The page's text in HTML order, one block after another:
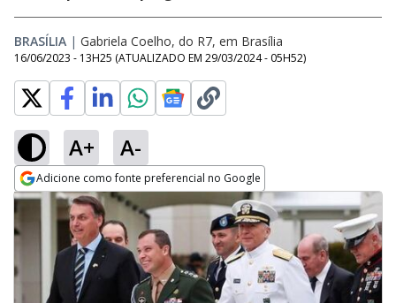
BRASÍLIA | Gabriela Coelho, do R7, em Brasília
16/06/2023 - 13H25 (ATUALIZADO EM 29/03/2024 - 05H52)
A+ A-
Adicione como fonte preferencial no Google
Opens in new window